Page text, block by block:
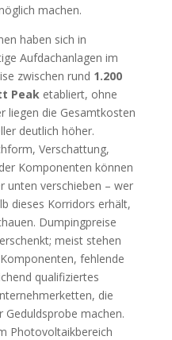
machen.
haben sich in
Aufdachanlagen im
zwischen rund 1.200
Peak etabliert, ohne
liegen die Gesamtkosten
deutlich höher.
Verschattung,
Komponenten können
unten verschieben – wer
dieses Korridors erhält,
Dumpingpreise
meist stehen
fehlende
qualifiziertes
die
machen.
Photovoltaikbereich